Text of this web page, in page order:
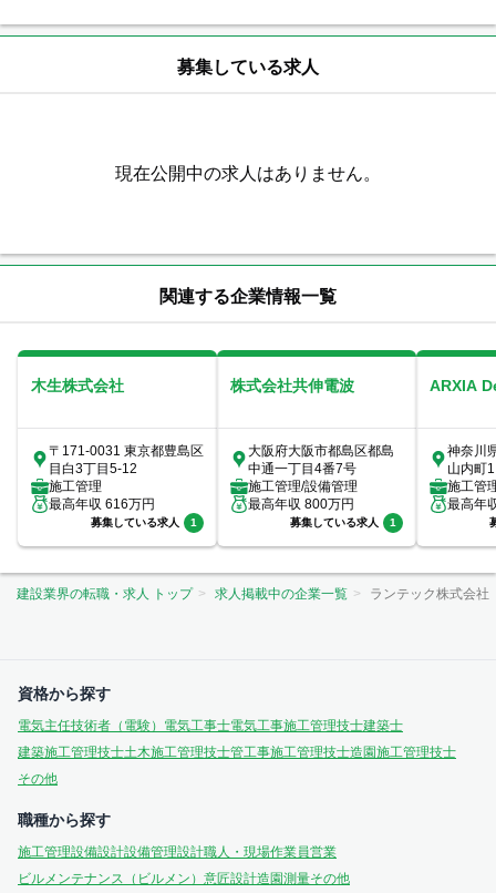
募集している求人
現在公開中の求人はありません。
関連する企業情報一覧
木生株式会社
〒171-0031 東京都豊島区
目白3丁目5-12
施工管理
最高年収 616万円
募集している求人 1
株式会社共伸電波
大阪府大阪市都島区都島
中通一丁目4番7号
施工管理/設備管理
最高年収 800万円
募集している求人 1
ARXIA
神奈川
山内町
室
施工管
最高年
建設業界の転職・求人 トップ 求人掲載中の企業一覧 ランテック株式会社
資格から探す
電気主任技術者（電験） 電気工事士電気工事施工管理技士建築士
建築施工管理技士土木施工管理技士管工事施工管理技士造園施工管理技士
その他
職種から探す
施工管理設備設計設備管理設計職人・現場作業員営業
ビルメンテナンス（ビルメン） 意匠設計造園測量その他